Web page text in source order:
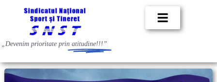
„Devenim prioritate prin atitudine!!!”